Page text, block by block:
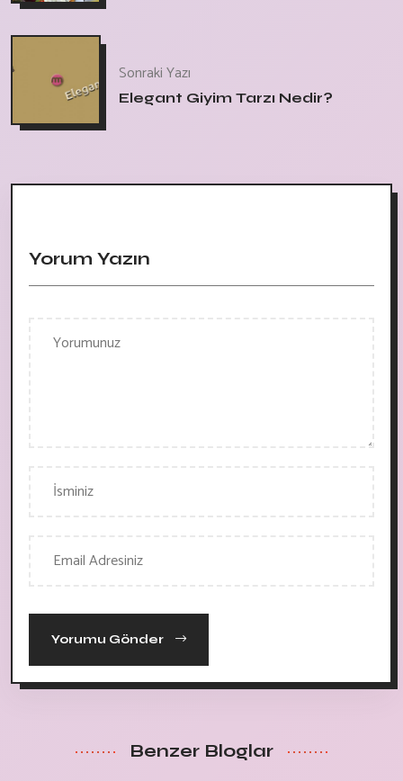
Sonraki Yazı
Elegant Giyim Tarzı Nedir?
Yorum Yazın
Yorumu Gönder
Benzer Bloglar